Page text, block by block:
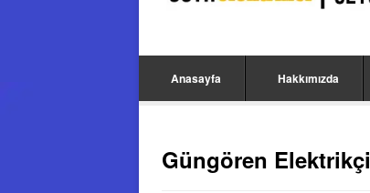
Anasayfa Hakkımızda
Güngören Elektrikçi